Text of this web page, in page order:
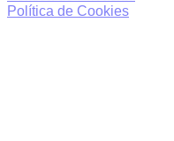
Política de Cookies